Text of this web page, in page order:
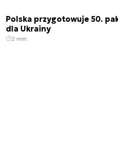
Polska przygotowuje 50.
dla Ukrainy
2 min.